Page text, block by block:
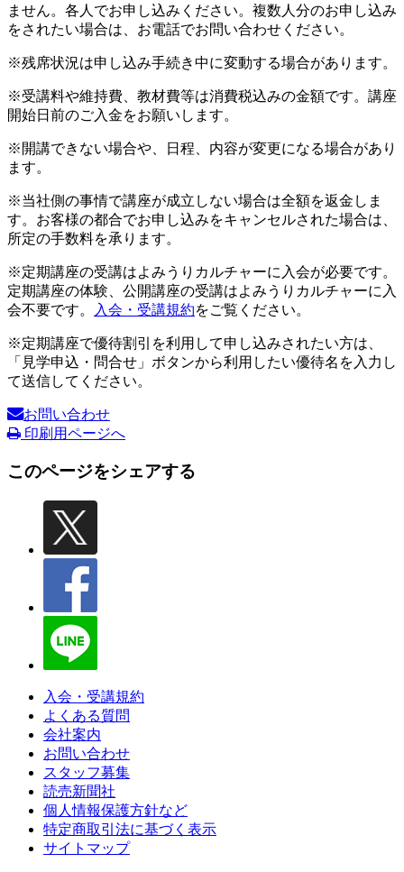
ません。各人でお申し込みください。複数人分のお申し込み
をされたい場合は、お電話でお問い合わせください。
※残席状況は申し込み手続き中に変動する場合があります。
※受講料や維持費、教材費等は消費税込みの金額です。講座
開始日前のご入金をお願いします。
※開講できない場合や、日程、内容が変更になる場合があり
ます。
※当社側の事情で講座が成立しない場合は全額を返金しま
す。お客様の都合でお申し込みをキャンセルされた場合は、
所定の手数料を承ります。
※定期講座の受講はよみうりカルチャーに入会が必要です。
定期講座の体験、公開講座の受講はよみうりカルチャーに入
会不要です。
入会・受講規約をご覧ください。
※定期講座で優待割引を利用して申し込みされたい方は、
「見学申込・問合せ」ボタンから利用したい優待名を入力し
て送信してください。
お問い合わせ
印刷用ページへ
このページをシェアする
入会・受講規約
よくある質問
会社案内
お問い合わせ
スタッフ募集
読売新聞社
個人情報保護方針など
特定商取引法に基づく表示
サイトマップ